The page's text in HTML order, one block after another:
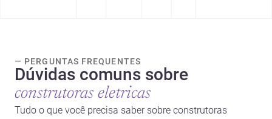
— PERGUNTAS FREQUENTES
Dúvidas comuns sobre
construtoras eletricas
Tudo o que você precisa saber sobre construtoras